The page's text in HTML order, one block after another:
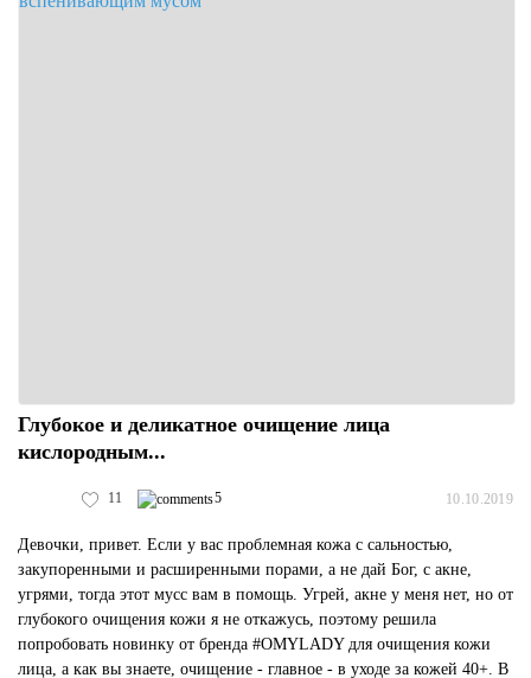
Глубокое и деликатное очищение лица
кислородным...
11 5 10.10.2019
Девочки, привет. Если у вас проблемная кожа с сальностью,
закупоренными и расширенными порами, а не дай Бог, с акне,
угрями, тогда этот мусс вам в помощь. Угрей, акне у меня нет, но от
глубокого очищения кожи я не откажусь, поэтому решила
попробовать новинку от бренда #OMYLADY для очищения кожи
лица, а как вы знаете, очищение - главное - в уходе за кожей 40+. В